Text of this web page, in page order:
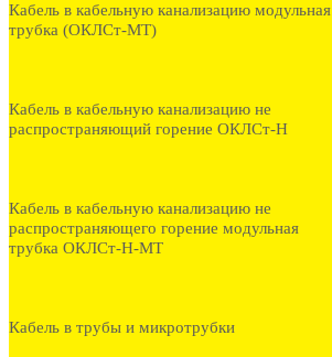
Кабель в кабельную канализацию модульная
трубка (ОКЛСт-МТ)
Кабель в кабельную канализацию не
распространяющий горение ОКЛСт-Н
Кабель в кабельную канализацию не
распространяющего горение модульная
трубка ОКЛСт-Н-МТ
Кабель в трубы и микротрубки